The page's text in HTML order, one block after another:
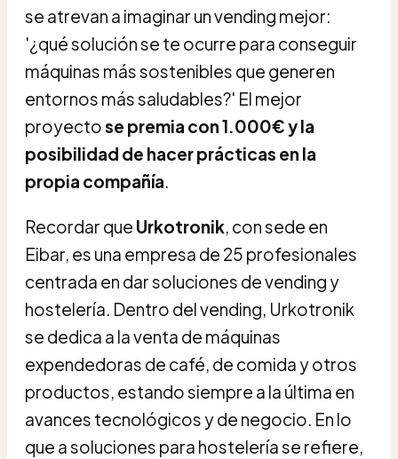
se atrevan a imaginar un vending mejor:
'¿qué solución se te ocurre para conseguir
máquinas más sostenibles que generen
entornos más saludables?' El mejor
proyectose premia con 1.000€ y la
posibilidad de hacer prácticas en la
propia compañía.
Recordar que Urkotronik, con sede en
Eibar, es una empresa de 25 profesionales
centrada en dar soluciones de vending y
hostelería. Dentro del vending, Urkotronik
se dedica a la venta de máquinas
expendedoras de café, de comida y otros
productos, estando siempre a la última en
avances tecnológicos y de negocio. En lo
que a soluciones para hostelería se refiere,